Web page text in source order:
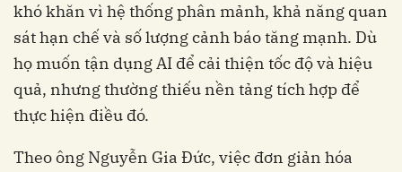
khó khăn vì hệ thống phân mảnh, khả năng quan
sát hạn chế và số lượng cảnh báo tăng mạnh. Dù
họ muốn tận dụng AI để cải thiện tốc độ và hiệu
quả, nhưng thường thiếu nền tảng tích hợp để
thực hiện điều đó.
Theo ông Nguyễn Gia Đức, việc đơn giản hóa